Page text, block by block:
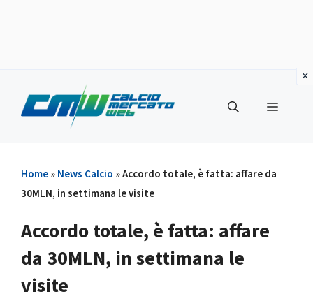
contenuto
Menu
Home » News Calcio »Accordo totale, è fatta: affare da
30MLN, in settimana le visite
Accordo totale, è fatta: affare
da 30MLN, in settimana le
visite